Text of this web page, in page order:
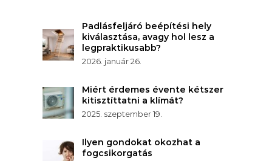
Padlásfeljáró beépítési hely
kiválasztása, avagy hol lesz a
legpraktikusabb?
2026. január 26.
Miért érdemes évente kétszer
kitisztíttatni a klímát?
2025. szeptember 19.
Ilyen gondokat okozhat a
fogcsikorgatás